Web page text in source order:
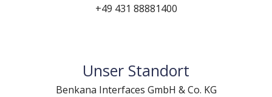
+49 431 88881400
Unser Standort
Benkana Interfaces GmbH & Co. KG